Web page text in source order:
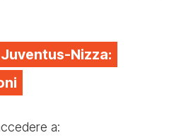
Nizza:
a: